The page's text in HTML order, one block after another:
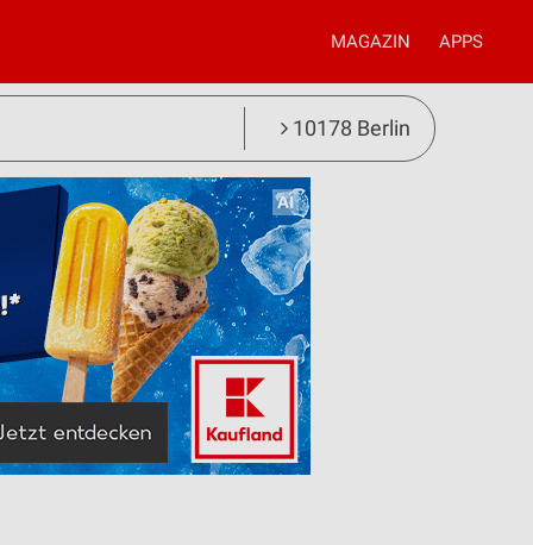
MAGAZIN APPS
10178 Berlin